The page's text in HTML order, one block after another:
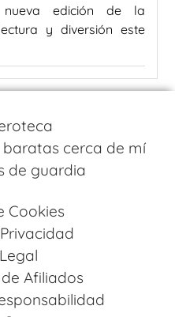
edición de la
y diversión este
baratas cerca de mí
de guardia
Cookies
Afiliados